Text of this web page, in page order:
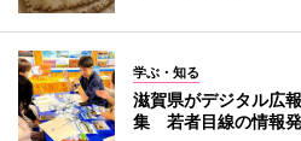
学ぶ・知る
滋賀県がデジタル広
集 若者目線の情報